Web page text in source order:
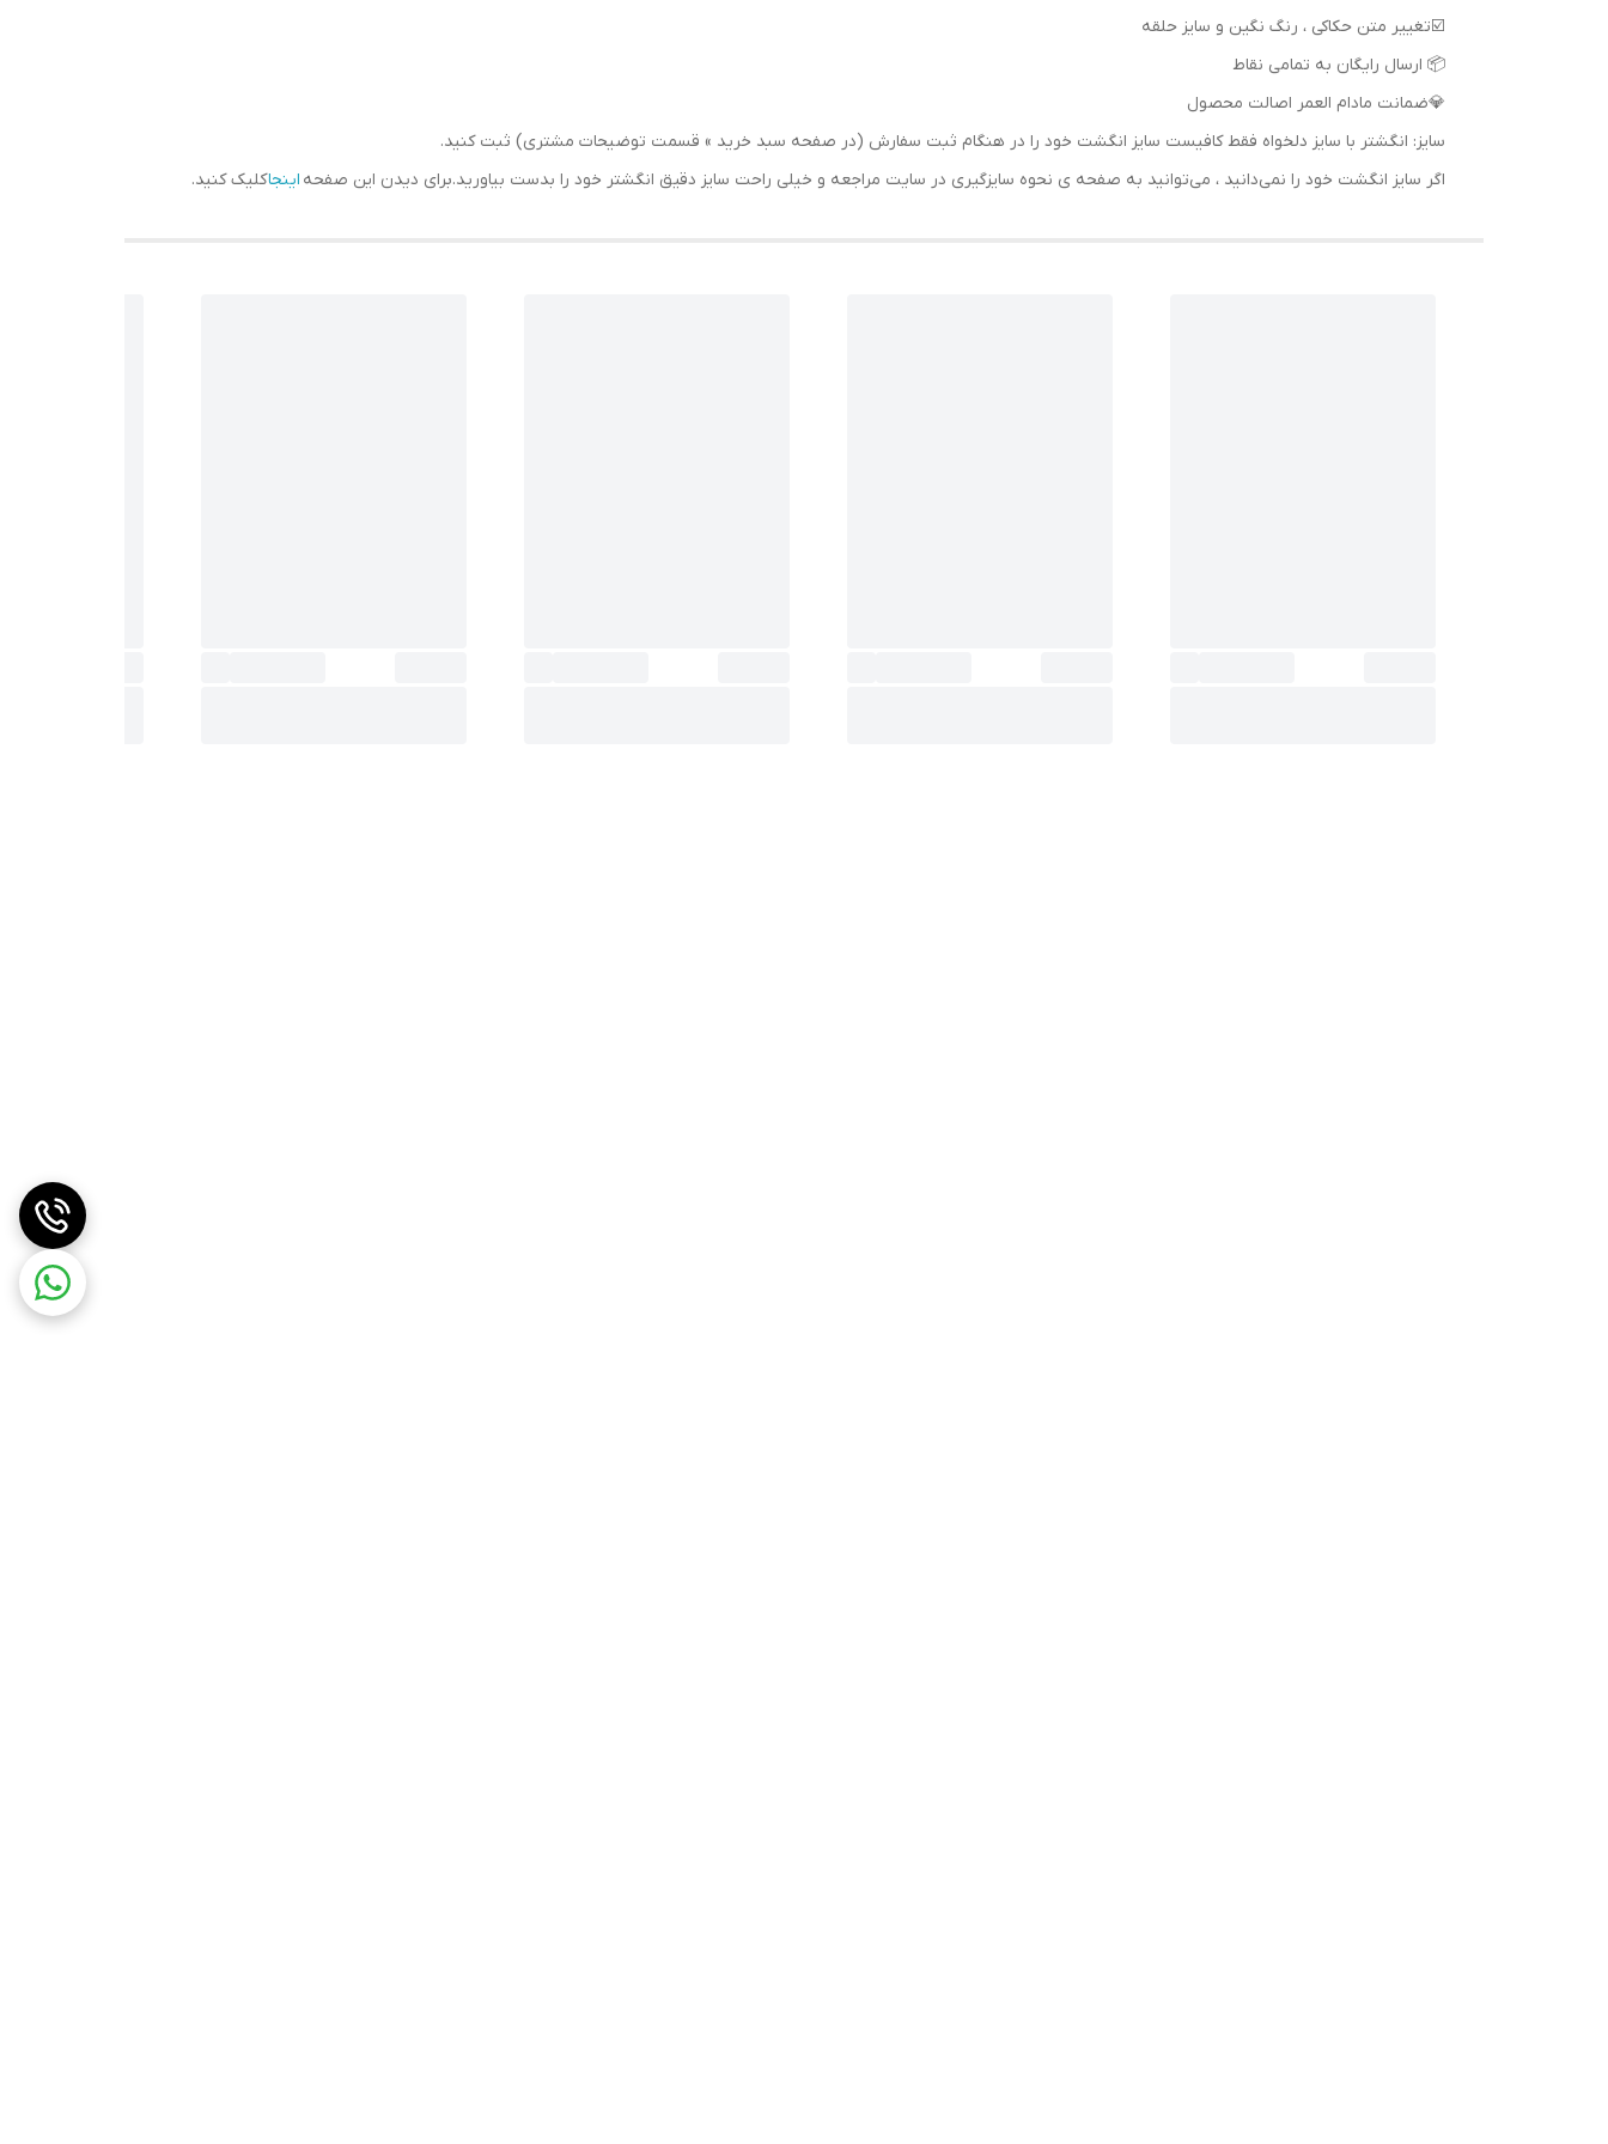
📦 ارسال رایگان به تمامی نقاط
💎ضمانت مادام العمر اصالت محصول
سایز: انگشتر با سایز دلخواه فقط کافیست سایز انگشت خود را در هنگام ثبت سفارش (در صفحه سبد خرید » قسمت توضیحات مشتری) ثبت کنید.
اگر سایز انگشت خود را نمی‌دانید ، می‌توانید به صفحه ی نحوه سایزگیری در سایت مراجعه و خیلی راحت سایز دقیق انگشتر خود را بدست بیاورید.برای دیدن این صفحه اینجاکلیک کنید.